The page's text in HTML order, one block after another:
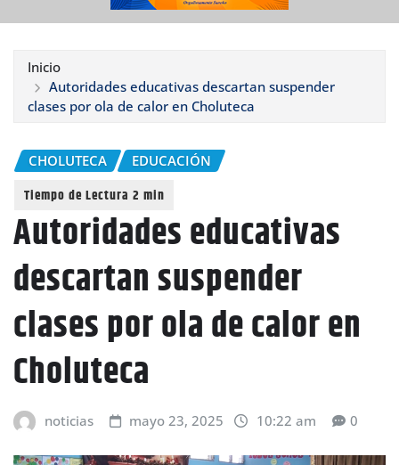
Inicio
Autoridades educativas descartan suspender
clases por ola de calor en Choluteca
CHOLUTECA EDUCACIÓN
Autoridades educativas
descartan suspender
clases por ola de calor en
Choluteca
noticias mayo 23, 2025 10:22 am 0